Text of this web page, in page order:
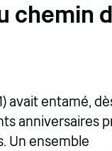
chemin
avait entamé,
anniversaires
Un ensemble